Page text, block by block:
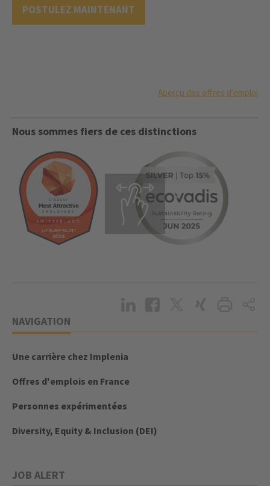
POSTULEZ MAINTENANT
Aperçu des offres d'emploi
Nous sommes fiers de ces distinctions
NAVIGATION
Une carrière chez Implenia
Offres d'emplois en France
Personnes expérimentées
Diversity, Equity & Inclusion (DEI)
JOB ALERT